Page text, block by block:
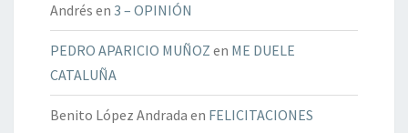
Andrés en 3 – OPINIÓN
PEDRO APARICIO MUÑOZ en ME DUELE
CATALUÑA
Benito López Andrada en FELICITACIONES